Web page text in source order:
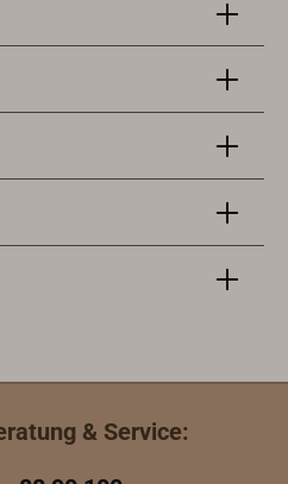
die Verteilung
homogenes
(3 x 1 Watt) mit
von 90° zum
inklusive
für 12
& Service: